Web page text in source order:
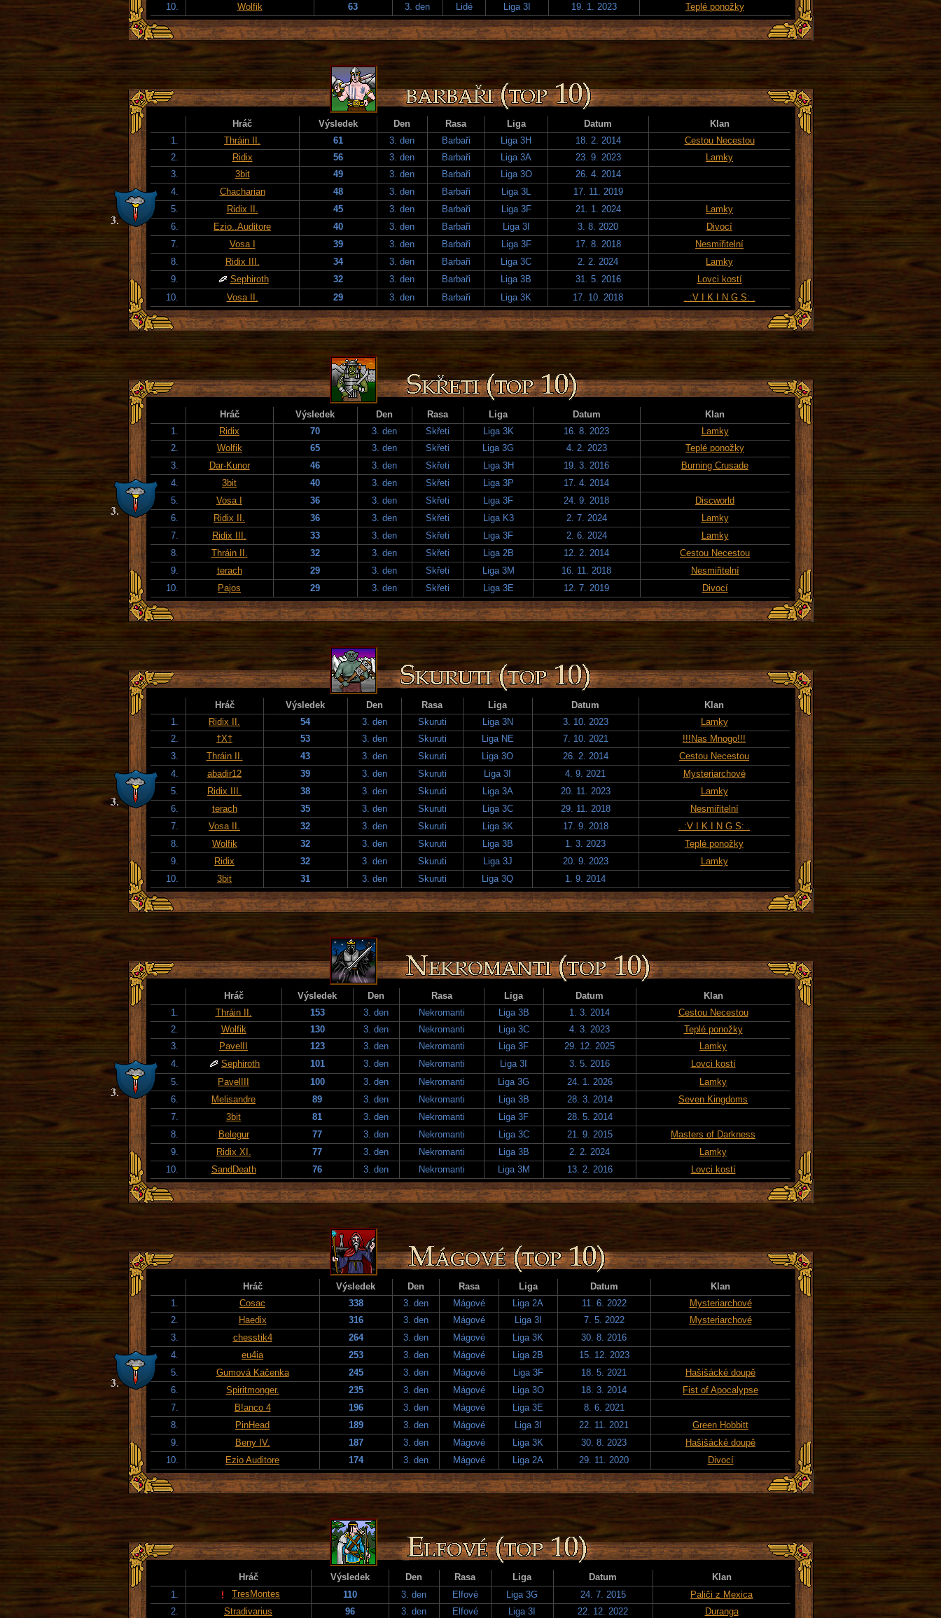
10.
Wolfik 63 3. den Lidé Liga 3I 19. 1. 2023 Teplé ponožky
Hráč Výsledek Den Rasa Liga Datum
Klan
1.
Thráin II. 61 3. den Barbaři Liga 3H 18. 2. 2014
Cestou Necestou
2.
Ridix 56 3. den Barbaři Liga 3A 23. 9. 2023
Lamky
3.
3bit 49 3. den Barbaři Liga 3O
26. 4. 2014
4.
Chacharian 48 3. den Barbaři Liga 3L
17. 11. 2019
5.
Ridix II. 45 3. den Barbaři Liga 3F 21. 1. 2024
Lamky
6.
Ezio..Auditore 40 3. den Barbaři Liga 3I 3. 8. 2020
Divocí
7.
Vosa I 39 3. den Barbaři Liga 3F 17. 8. 2018
Nesmiřitelní
8.
Ridix III. 34 3. den Barbaři Liga 3C 2. 2. 2024
Lamky
9.
Sephiroth 32 3. den Barbaři Liga 3B 31. 5. 2016
Lovci kostí
10.
Vosa II. 29 3. den Barbaři Liga 3K 17. 10. 2018 . :V I K I N G S: .
Hráč Výsledek Den Rasa Liga Datum
Klan
1.
Ridix 70 3. den Skřeti Liga 3K 16. 8. 2023
Lamky
2.
Wolfik 65 3. den Skřeti Liga 3G 4. 2. 2023
Teplé ponožky
3.
Dar-Kunor 46 3. den Skřeti Liga 3H 19. 3. 2016
Burning Crusade
4.
3bit 40 3. den Skřeti Liga 3P
17. 4. 2014
5.
Vosa I 36 3. den Skřeti Liga 3F 24. 9. 2018
Discworld
6.
Ridix II. 36 3. den Skřeti Liga K3 2. 7. 2024
Lamky
7.
Ridix III. 33 3. den Skřeti Liga 3F 2. 6. 2024
Lamky
8.
Thráin II. 32 3. den Skřeti Liga 2B 12. 2. 2014
Cestou Necestou
9.
terach 29 3. den Skřeti Liga 3M 16. 11. 2018
Nesmiřitelní
10.
Pajos 29 3. den Skřeti Liga 3E 12. 7. 2019 Divocí
Hráč Výsledek Den Rasa Liga Datum
Klan
1.
Ridix II. 54 3. den Skuruti Liga 3N 3. 10. 2023
Lamky
2.
†X† 53 3. den Skuruti Liga NE 7. 10. 2021
!!!Nas Mnogo!!!
3.
Thráin II. 43 3. den Skuruti Liga 3O 26. 2. 2014
Cestou Necestou
4.
abadir12 39 3. den Skuruti Liga 3I 4. 9. 2021
Mysteriarchové
5.
Ridix III. 38 3. den Skuruti Liga 3A 20. 11. 2023
Lamky
6.
terach 35 3. den Skuruti Liga 3C 29. 11. 2018
Nesmiřitelní
7.
Vosa II. 32 3. den Skuruti Liga 3K 17. 9. 2018
. :V I K I N G S: .
8.
Wolfik 32 3. den Skuruti Liga 3B 1. 3. 2023
Teplé ponožky
9.
Ridix 32 3. den Skuruti Liga 3J 20. 9. 2023
Lamky
10.
3bit 31 3. den Skuruti Liga 3Q 1. 9. 2014
Hráč Výsledek Den Rasa Liga Datum
Klan
1.
Thráin II. 153 3. den Nekromanti Liga 3B 1. 3. 2014
Cestou Necestou
2.
Wolfik 130 3. den Nekromanti Liga 3C 4. 3. 2023
Teplé ponožky
3.
PavelII 123 3. den Nekromanti Liga 3F 29. 12. 2025
Lamky
4.
Sephiroth 101 3. den Nekromanti Liga 3I 3. 5. 2016
Lovci kostí
5.
PavelIII 100 3. den Nekromanti Liga 3G 24. 1. 2026
Lamky
6.
Melisandre 89 3. den Nekromanti Liga 3B 28. 3. 2014
Seven Kingdoms
7.
3bit 81 3. den Nekromanti Liga 3F
28. 5. 2014
8.
Belegur 77 3. den Nekromanti Liga 3C 21. 9. 2015
Masters of Darkness
9.
Ridix XI. 77 3. den Nekromanti Liga 3B 2. 2. 2024
Lamky
10.
SandDeath 76 3. den Nekromanti Liga 3M 13. 2. 2016 Lovci kostí
Hráč Výsledek Den Rasa Liga Datum
Klan
1.
Cosac 338 3. den Mágové Liga 2A 11. 6. 2022
Mysteriarchové
2.
Haedix 316 3. den Mágové Liga 3I 7. 5. 2022
Mysteriarchové
3.
chesstik4 264 3. den Mágové Liga 3K
30. 8. 2016
4.
eu4ia 253 3. den Mágové Liga 2B
15. 12. 2023
5.
Gumová Kačenka 245 3. den Mágové Liga 3F 18. 5. 2021
Hašišácké doupě
6.
Spiritmonger. 235 3. den Mágové Liga 3O 18. 3. 2014
Fist of Apocalypse
7.
B!anco 4 196 3. den Mágové Liga 3E
8. 6. 2021
8.
PinHead 189 3. den Mágové Liga 3I 22. 11. 2021
Green Hobbitt
9.
Beny IV. 187 3. den Mágové Liga 3K 30. 8. 2023
Hašišácké doupě
10.
Ezio Auditore 174 3. den Mágové Liga 2A 29. 11. 2020 Divocí
Hráč Výsledek Den Rasa Liga Datum
Klan
1.
TresMontes 110 3. den Elfové Liga 3G 24. 7. 2015
Paliči z Mexica
2.
Stradivarius 96 3. den Elfové Liga 3I 22. 12. 2022 Duranga